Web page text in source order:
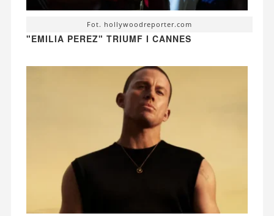
Fot. hollywoodreporter.com
"EMILIA PEREZ" TRIUMF I CANNES